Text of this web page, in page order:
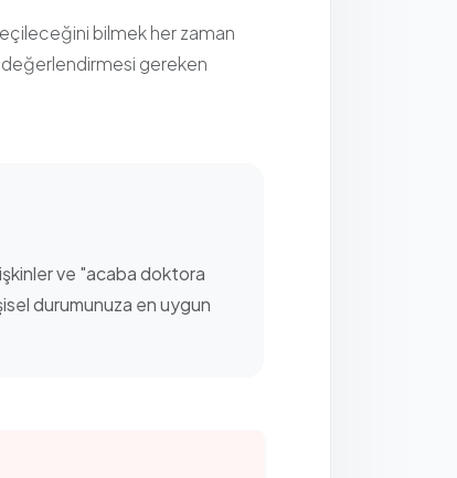
bilmek her zaman
değerlendirmesi gereken
ve "acaba doktora
durumunuza en uygun